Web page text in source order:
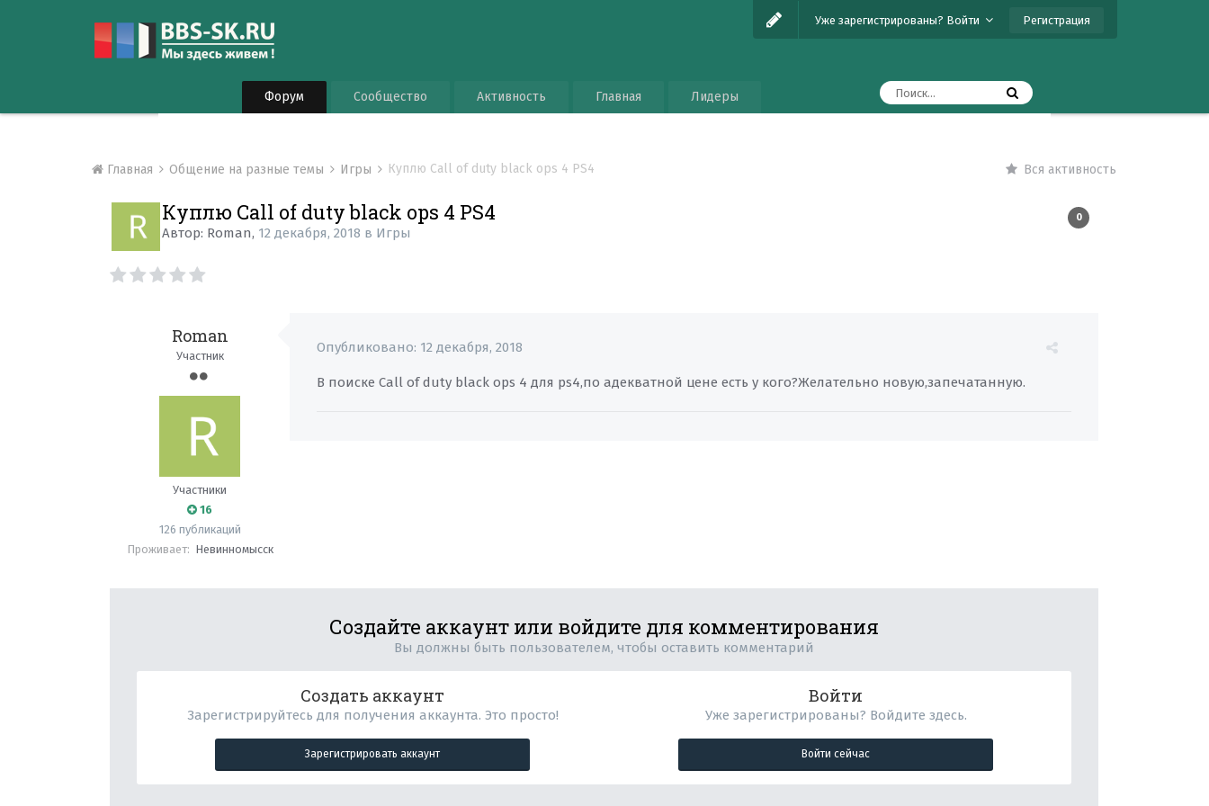
Уже зарегистрированы? Войти Регистрация
Форум Сообщество Активность Главная Лидеры
Вся активность
Главная Общение на разные темы Игры Куплю Call of duty black ops 4 PS4
0
Куплю Call of duty black ops 4 PS4
Автор: Roman, 12 декабря, 2018 в Игры
Roman
Участник
Участники
16
126 публикаций
Проживает: Невинномысск
Опубликовано: 12 декабря, 2018
В поиске Call of duty black ops 4 для ps4,по адекватной цене есть у кого?Желательно новую,запечатанную.
Создайте аккаунт или войдите для комментирования
Вы должны быть пользователем, чтобы оставить комментарий
Создать аккаунт
Зарегистрируйтесь для получения аккаунта. Это просто!
Зарегистрировать аккаунт
Войти
Уже зарегистрированы? Войдите здесь.
Войти сейчас